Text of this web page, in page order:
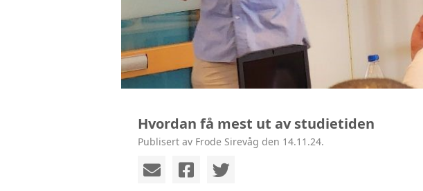
Hvordan få mest ut av studietiden
Publisert av Frode Sirevåg den 14.11.24.